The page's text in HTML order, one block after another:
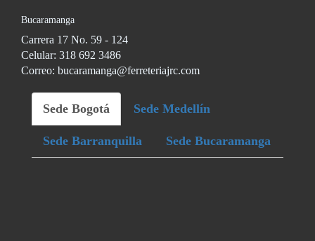
Bucaramanga
Carrera 17 No. 59 - 124
Celular: 318 692 3486
Correo: bucaramanga@ferreteriajrc.com
Sede Bogotá Sede Medellín
Sede Barranquilla Sede Bucaramanga